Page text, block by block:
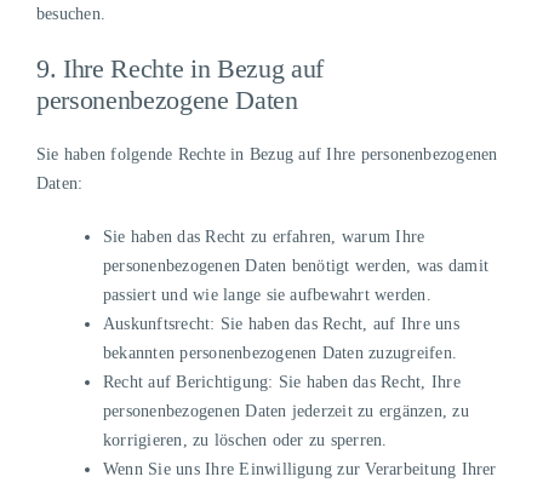
besuchen.
9. Ihre Rechte in Bezug auf
personenbezogene Daten
Sie haben folgende Rechte in Bezug auf Ihre personenbezogenen
Daten:
Sie haben das Recht zu erfahren, warum Ihre
personenbezogenen Daten benötigt werden, was damit
passiert und wie lange sie aufbewahrt werden.
Auskunftsrecht: Sie haben das Recht, auf Ihre uns
bekannten personenbezogenen Daten zuzugreifen.
Recht auf Berichtigung: Sie haben das Recht, Ihre
personenbezogenen Daten jederzeit zu ergänzen, zu
korrigieren, zu löschen oder zu sperren.
Wenn Sie uns Ihre Einwilligung zur Verarbeitung Ihrer